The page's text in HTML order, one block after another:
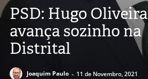
PSD: Hugo Oliveira
avança sozinho na
Distrital
Joaquim Paulo - 11 de Novembro, 2021